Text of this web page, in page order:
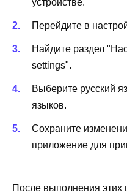
Перейдите в
Найдите раздел
settings".
Выберите русский
языков.
Сохраните
приложение для
После выполнения